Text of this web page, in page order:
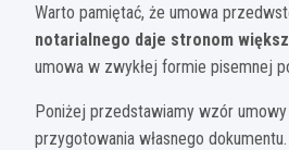
Warto pamiętać, że umowa
notarialnego daje stronom
umowa w zwykłej formie pisemnej
Poniżej przedstawiamy wzór
przygotowania własnego